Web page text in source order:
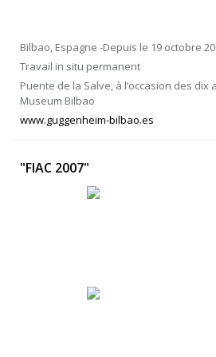
Bilbao, Espagne -Depuis le 19 octobre
Travail in situ permanent
Puente de la Salve, à l’occasion des dix
Museum Bilbao
www.guggenheim-bilbao.es
"FIAC 2007"